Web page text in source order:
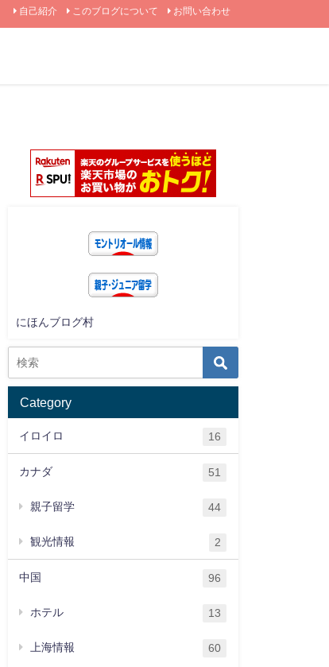
自己紹介 このブログについて お問い合わせ
にほんブログ村
Category
イロイロ 16
カナダ 51
親子留学 44
観光情報 2
中国 96
ホテル 13
上海情報 60